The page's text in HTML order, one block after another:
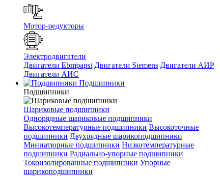
Мотор-редукторы
Электродвигатели
Двигатели Ebmpapst Двигатели Siemens Двигатели АИР
Двигатели АИС
Подшипники
Подшипники
Шариковые подшипники
Однорядные шариковые подшипники
Высокотемпературные подшипники Высокоточные
подшипники Двухрядные шарикоподшипники
Миниатюрные подшипники Низкотемпературные
подшипники Радиально-упорные подшипники
Токоизолированные подшипники Упорные
шарикоподшипники